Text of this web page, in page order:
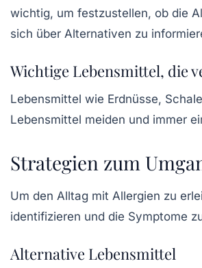
wichtig, um festzustellen, ob die
sich über Alternativen zu
Wichtige Lebensmittel, die
Lebensmittel wie Erdnüsse,
Lebensmittel meiden und immer
Strategien zum
Um den Alltag mit Allergien zu
identifizieren und die Symptome
Alternative Lebensmittel